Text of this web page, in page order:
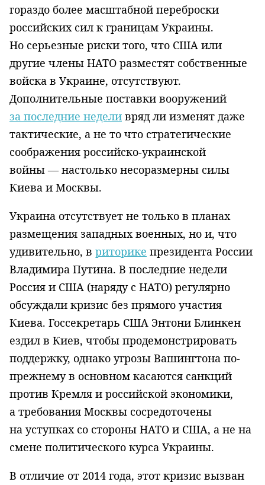
гораздо более масштабной переброски
российских сил к границам Украины.
Но серьезные риски того, что США или
другие члены НАТО разместят собственные
войска в Украине, отсутствуют.
Дополнительные поставки вооружений
за последние недели вряд ли изменят даже
тактические, а не то что стратегические
соображения российско-украинской
войны — настолько несоразмерны силы
Киева и Москвы.
Украина отсутствует не только в планах
размещения западных военных, но и, что
удивительно, в риторике президента России
Владимира Путина. В последние недели
Россия и США (наряду с НАТО) регулярно
обсуждали кризис без прямого участия
Киева. Госсекретарь США Энтони Блинкен
ездил в Киев, чтобы продемонстрировать
поддержку, однако угрозы Вашингтона по-
прежнему в основном касаются санкций
против Кремля и российской экономики,
а требования Москвы сосредоточены
на уступках со стороны НАТО и США, а не на
смене политического курса Украины.
В отличие от 2014 года, этот кризис вызван